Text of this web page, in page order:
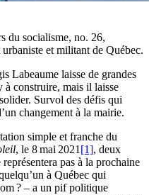
du socialisme, no. 26,
et militant de Québec.
Labeaume laisse de grandes
à construire, mais il laisse
Survol des défis qui
changement à la mairie.
simple et franche du
, le 8 mai 2021 [1], deux
pas à la prochaine
à Québec qui
? – a un pif politique